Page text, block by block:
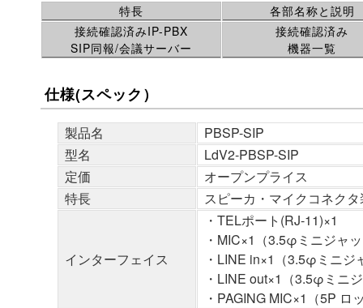
特長
各部名称と説明
接続確認済みIP-PBX
SIP同報/会議サーバー
接続確認済み
機器一覧
仕様(スペック）
製品名
PBSP-SIP
型名
LdV2-PBSP-SIP
定価
オープンプライス
特長
スピーカ・マイクコネク
インターフェイス
・TELポート(RJ-11)×1
・MIC×1（3.5φミニジャ
・LINE in×1（3.5φミニジ
・LINE out×1（3.5φミニ
・PAGING MIC×1（5P ロ